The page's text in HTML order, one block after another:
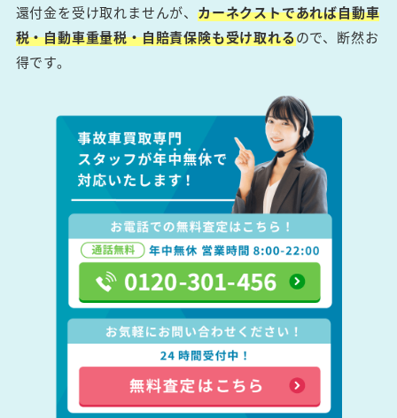
還付金を受け取れませんが、カーネクストであれば自動車
税・自動車重量税・自賠責保険も受け取れるので、断然お
得です。